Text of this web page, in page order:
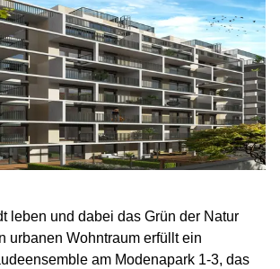
leben und dabei das Grün der Natur
urbanen Wohntraum erfüllt ein
am Modenapark 1-3, das